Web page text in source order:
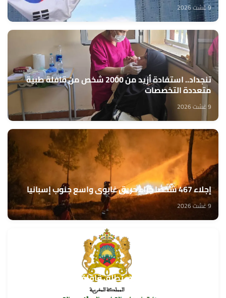
9 غشت 2026
تنجداد.. استفادة أزيد من 2000 شخص من قافلة طبية
متعددة التخصصات
9 غشت 2026
إجلاء 467 شخصا جراء حريق غابوي واسع جنوب إسبانيا
9 غشت 2026
وزارة إعداد التراب الوطني تطلق قافلة التعمير والإسكان